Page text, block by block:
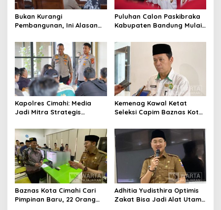
Bukan Kurangi
Pembangunan, Ini Alasan
Pengurangan Belanja
Daerah
Puluhan Calon Paskibraka
Kabupaten Bandung Mulai
Kapolres Cimahi: Media
Jadi Mitra Strategis
Publik
Kemenag Kawal Ketat
Seleksi Capim Baznas Kota
Komisioner Baznas
Berintegritas
Baznas Kota Cimahi Cari
Pimpinan Baru, 22 Orang
Adhitia Yudisthira Optimis
Zakat Bisa Jadi Alat Utama